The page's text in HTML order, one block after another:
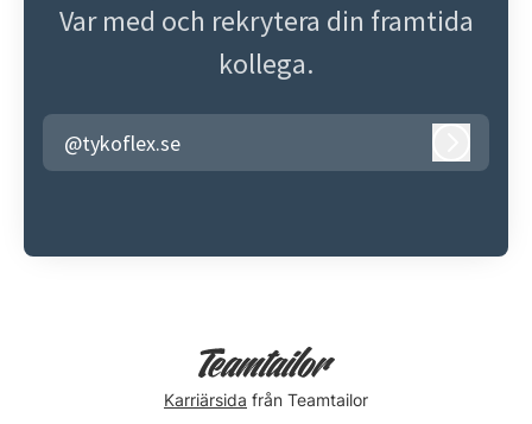
Var med och rekrytera din framtida
kollega.
@tykoflex.se
Karriärsida från Teamtailor